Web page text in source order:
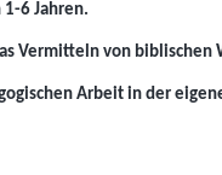
6 Jahren.
Vermitteln von biblischen
Arbeit in der